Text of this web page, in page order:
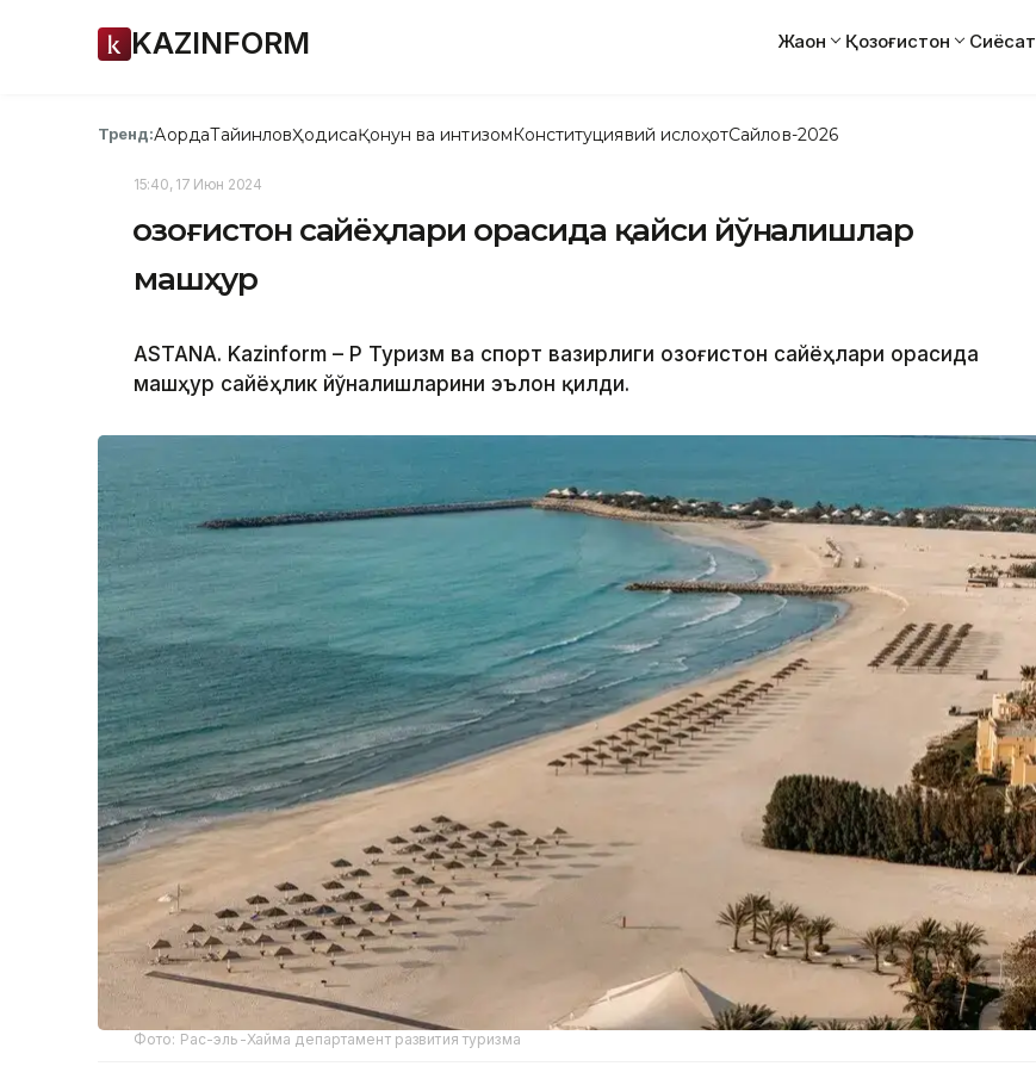
KAZINFORM Жаҳон Қозоғистон Сиёсат
Тренд:АқордаТайинловҲодисаҚонун ва интизомКонституциявий ислоҳотСайлов-2026
15:40, 17 Июн 2024
Қозоғистон сайёҳлари орасида қайси йўналишлар
машҳур
ASTANA. Kazinform – ҚР Туризм ва спорт вазирлиги Қозоғистон сайёҳлари орасида
машҳур сайёҳлик йўналишларини эълон қилди.
Фото: Рас-эль-Хайма департамент развития туризма